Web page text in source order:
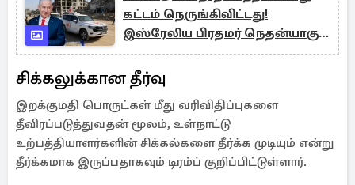
கட்டம் நெருங்கிவிட்டது!
இஸ்ரேலிய பிரதமர் நெதன்யாகு
கருத்து
சிக்கலுக்கான தீர்வு
இறக்குமதி பொருட்கள் மீது வரிவிதிப்புகளை
தீவிரப்படுத்துவதன் மூலம், உள்நாட்டு
உற்பத்தியாளர்களின் சிக்கல்களை தீர்க்க முடியும் என்று
தீர்க்கமாக இருப்பதாகவும் டிரம்ப் குறிப்பிட்டுள்ளார்.